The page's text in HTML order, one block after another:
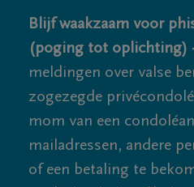
Blijf waakzaam voor
(poging tot oplichting)
meldingen over valse
zogezegde
mom van een
mailadressen, andere
of een betaling te